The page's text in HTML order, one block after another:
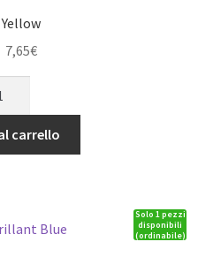
Yellow
7,65€Il
è:
7,65€.
carrello
Solo 1 pezzi
disponibili
(ordinabile)